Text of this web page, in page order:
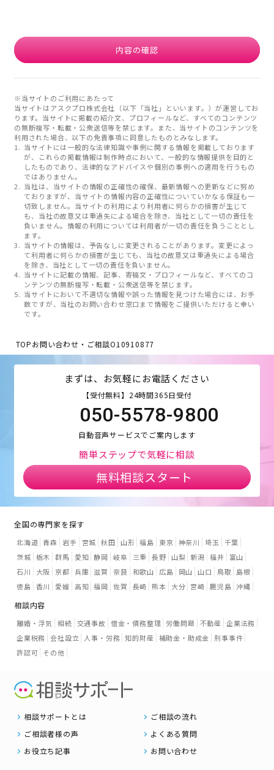
内容の確認
※当サイトのご利用にあたって
当サイトはアスクプロ株式会社（以下「当社」といいます。）が運営してお
ります。当サイトに掲載の紹介文、プロフィールなど、すべてのコンテンツ
の無断複写・転載・公衆送信等を禁じます。また、当サイトのコンテンツを
利用された場合、以下の免責事項に同意したものとみなします。
当サイトには一般的な法律知識や事例に関する情報を掲載しております
が、これらの掲載情報は制作時点において、一般的な情報提供を目的と
したものであり、法律的なアドバイスや個別の事例への適用を行うもの
ではありません。
当社は、当サイトの情報の正確性の確保、最新情報への更新などに努め
ておりますが、当サイトの情報内容の正確性についていかなる保証も一
切致しません。当サイトの利用により利用者に何らかの損害が生じて
も、当社の故意又は重過失による場合を除き、当社として一切の責任を
負いません。情報の利用については利用者が一切の責任を負うこととし
ます。
当サイトの情報は、予告なしに変更されることがあります。変更によっ
て利用者に何らかの損害が生じても、当社の故意又は重過失による場合
を除き、当社として一切の責任を負いません。
当サイトに記載の情報、記事、寄稿文・プロフィールなど、すべてのコ
ンテンツの無断複写・転載・公衆送信等を禁じます。
当サイトにおいて不適切な情報や誤った情報を見つけた場合には、お手
数ですが、当社のお問い合わせ窓口まで情報をご提供いただけると幸い
です。
TOPお問い合わせ・ご相談O10910877
まずは、お気軽にお電話ください
【受付無料】24時間365日受付
050-5578-9800
自動音声サービスでご案内します
簡単ステップで気軽に相談
無料相談スタート
全国の専門家を探す
北海道 青森 岩手 宮城 秋田 山形 福島 東京 神奈川 埼玉
千葉
茨城 栃木 群馬 愛知 静岡 岐阜 三重 長野 山梨 新潟 福井
富山
石川
大阪 京都 兵庫 滋賀 奈良 和歌山 広島 岡山 山口 鳥取
島根
徳島 香川 愛媛 高知 福岡 佐賀 長崎 熊本 大分 宮崎 鹿児島 沖縄
相談内容
離婚・浮気 相続 交通事故 借金・債務整理 労働問題 不動産 企業法務
企業税務 会社設立 人事・労務 知的財産 補助金・助成金 刑事事件
許認可 その他
相談サポートとは
ご相談の流れ
ご相談者様の声
よくある質問
お役立ち記事
お問い合わせ